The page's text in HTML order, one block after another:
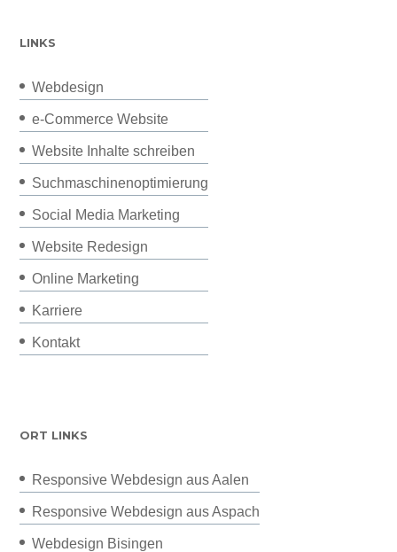
LINKS
Webdesign
e-Commerce Website
Website Inhalte schreiben
Suchmaschinenoptimierung
Social Media Marketing
Website Redesign
Online Marketing
Karriere
Kontakt
ORT LINKS
Responsive Webdesign aus Aalen
Responsive Webdesign aus Aspach
Webdesign Bisingen